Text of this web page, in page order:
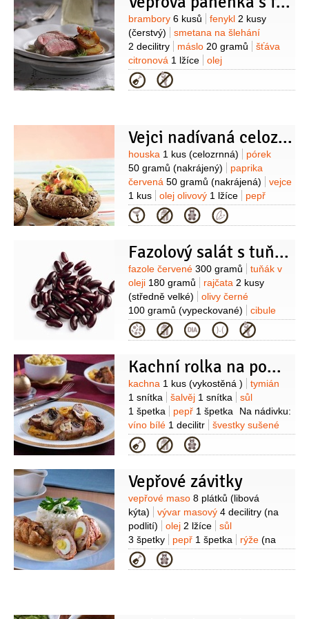
(uzený)
rukola1 hrst pepř
Suroviny
brambory 6 kusů fenykl 2 kusy
(čerstvý)
smetana na šlehání
2 decilitry
máslo 20 gramů
šťáva
citronová 1 lžíce
olej
olivový
pepř
600 gramů (panenka)
Kategorie
Vejci nadívaná celozrnná houska
Suroviny
houska 1 kus (celozrnná)
pórek
50 gramů (nakrájený)
paprika
červená 50 gramů (nakrájená)
vejce
1 kus
olej olivový 1 lžíce
pepř
1 špetka (hrubě mletý)
Kategorie
Fazolový salát s tuňákem
Suroviny
fazole červené 300 gramů
tuňák v
oleji 180 gramů rajčata 2 kusy
(středně velké)
olivy černé
100 gramů (vypeckované)
cibule
červená1 kus
paprika žlutá
1 kus
česnek2 stroužky
olej olivový
(plochá, krájená)
Kategorie
Kachní rolka na pomerančích
Suroviny
kachna 1 kus (vykostěná )
tymián
1 snítka
šalvěj 1 snítka
sůl
1 špetka
pepř 1 špetka
Na nádivku:
víno bílé 1 decilitr
švestky sušené
8 kusů
vejce2 kusy
5 plátků (světlý, bez kůrek)
slanina
pomeranče2 kusy (zbavené bílé
slupky)
víno dezertní 2 decilitry
(bílé)
šťáva pomerančová
1 decilitr
cukr hnědý 1 špetka
Kategorie
Vepřové závitky
Suroviny
vepřové maso 8 plátků (libová
kýta)
vývar masový 4 decilitry (na
podlití)
olej 2 lžíce
sůl
3 špetky
pepř 1 špetka rýže (na
přílohu) Na náplň:
8 plátků
vejce3 kusy (uvařená
Kategorie